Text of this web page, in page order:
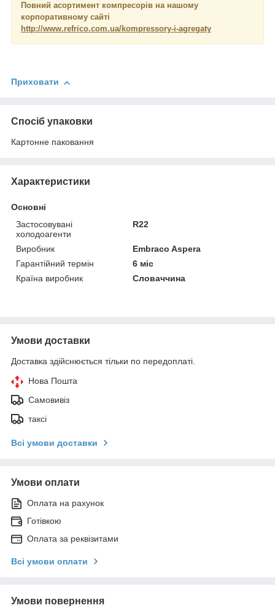
Повний асортимент компресорів на нашому
корпоративному сайті
http://www.refrico.com.ua/kompressory-i-agregaty
Приховати
Спосіб упаковки
Картонне паковання
Характеристики
Основні
Застосовувані
холодоагенти
R22
Виробник
Embraco Aspera
Гарантійний термін
6 міс
Країна виробник
Словаччина
Умови доставки
Доставка здійснюється тільки по передоплаті.
Нова Пошта
Самовивіз
таксі
Всі умови доставки
Умови оплати
Оплата на рахунок
Готівкою
Оплата за реквізитами
Всі умови оплати
Умови повернення